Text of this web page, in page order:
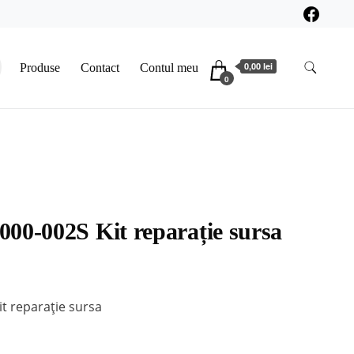
Produse Contact Contul meu
0
0,00 lei
002S Kit reparație sursa
reparație sursa